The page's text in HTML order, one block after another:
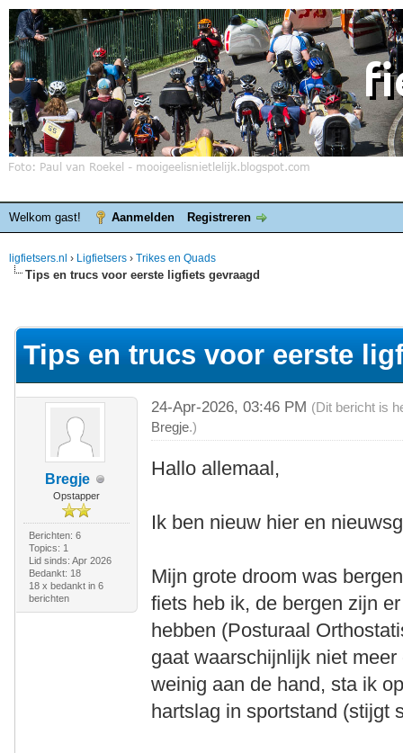
Welkom gast! Aanmelden Registreren
ligfietsers.nl › Ligfietsers › Trikes en Quads
Tips en trucs voor eerste ligfiets gevraagd
Tips en trucs voor eerste
Bregje
Opstapper
Berichten: 6
Topics: 1
Lid sinds: Apr 2026
Bedankt: 18
18 x bedankt in 6
berichten
24-Apr-2026, 03:46 PM (Dit bericht is
Bregje.)
Hallo allemaal,
Ik ben nieuw hier en
Mijn grote droom was
fiets heb ik, de bergen zijn
hebben (Posturaal
gaat waarschijnlijk niet
weinig aan de hand, sta ik
hartslag in sportstand (stijgt